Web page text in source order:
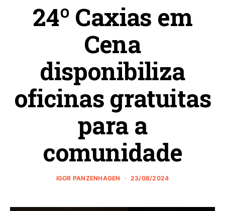
24º Caxias em
Cena
disponibiliza
oficinas gratuitas
para a
comunidade
IGOR PANZENHAGEN 23/08/2024